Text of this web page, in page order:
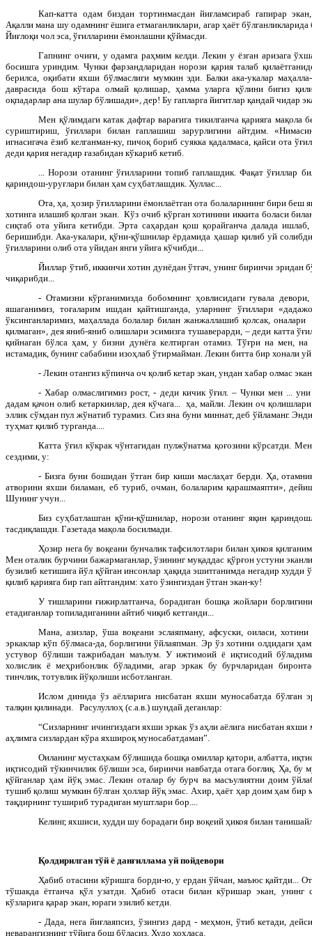
Кап-катта одам биздан тортинмасдан йиғламсираб гапирар
Ақалли мана шу одамнинг ёшига етмаганликлари, агар ҳаёт
Йиғлоқи чол эса, ўғилларини ёмонлашни қўймасди.
Гапнинг очиғи, у одамга раҳмим келди. Лекин у ёзган аризага
босишга уриндим. Чунки фарзандларидан норози қария талаб
берилса, оқибати яхши бўлмаслиги мумкин эди. Балки ака-укалар
даврасида бош кўтара олмай қолишар, ҳамма уларга қўлини бигиз
оқпадарлар ана шулар бўлишади», дер! Бу гапларга йигитлар қандай чидар
Мен қўлимдаги катак дафтар варағига тикилганча қарияга мақола
суриштириш, ўғиллари билан гаплашиш зарурлигини айтдим.
игнасигача ёзиб келганман-ку, пичоқ бориб суякка қадалмаса, қайси ота
деди қария негадир ғазабидан кўкариб кетиб.
... Норози отанинг ўғилларини топиб гаплашдик. Фақат ўғиллар
қариндош-уруғлари билан ҳам суҳбатлашдик. Хуллас...
Ота, ҳа, ҳозир ўғилларини ёмонлаётган ота болаларининг бири беш
хотинга илашиб қолган экан. Кўз очиб кўрган хотинини иккита боласи
сиқтаб ота уйига кетибди. Эрта саҳардан қош қорайганча далада
беришибди. Ака-укалари, қўни-қўшнилар ёрдамида ҳашар қилиб уй
ўғилларини олиб ота уйидан янги уйига кўчибди...
Йиллар ўтиб, иккинчи хотин дунёдан ўтгач, унинг биринчи эридан
чиқарибди...
- Отамизни кўрганимизда бобомнинг ҳовлисидаги гувала
яшаганимиз, тоғаларим ишдан қайтишганда, уларнинг ўғиллари
ўксинганларимиз, маҳаллада болалар билан жанжаллашиб қолсак,
қилмаган», дея яниб-яниб олишлари эсимизга тушаверарди, – деди катта
қийнаган бўлса ҳам, у бизни дунёга келтирган отамиз. Тўғри на мен,
истамадик, бунинг сабабини изоҳлаб ўтирмайман. Лекин битта бир хонали
- Лекин отангиз кўпинча оч қолиб кетар экан, ундан хабар олмас
- Хабар олмаслигимиз рост, - деди кичик ўғил. – Чунки мен ...
дадам қачон олиб кетаркинлар, дея кўчага... ҳа, майли. Лекин оч
эллик сўмдан пул жўнатиб турамиз. Сиз яна буни миннат, деб ўйламанг.
туҳмат қилиб турганда....
Катта ўғил кўкрак чўнтагидан пулжўнатма қоғозини кўрсатди.
сездими, у:
- Бизга буни бошидан ўтган бир киши маслаҳат берди. Ҳа,
атворини яхши биламан, еб туриб, очман, болаларим қарашмаяпти»,
Шунинг учун...
Биз суҳбатлашган қўни-қўшнилар, норози отанинг яқин
тасдиқлашди. Газетада мақола босилмади.
Ҳозир нега бу воқеани бунчалик тафсилотлари билан ҳикоя
Мен оталик бурчини бажармаганлар, ўзининг муқаддас қўрғон устуни
бузилиб кетишига йўл қўйган инсонлар ҳақида эшитганимда негадир
қилиб қарияга бир гап айтгандим: хато ўзингиздан ўтган экан-ку!
У тишларини ғижирлатганча, борадиган бошқа жойлари
етадиганлар топиладиганини айтиб чиқиб кетганди...
Мана, азизлар, ўша воқеани эслаяпману, афсуски, оиласи,
эркаклар кўп бўлмаса-да, борлигини ўйлаяпман. Эр ўз хотини олдидаги
устувор бўлиши тажрибадан маълум. У ижтимоий ё иқтисодий
холислик ё меҳрибонлик бўладими, агар эркак бу бурчларидан
тинчлик, тотувлик йўқолиши исботланган.
Ислом динида ўз аёлларига нисбатан яхши муносабатда бўлган
талқин қилинади. Расулуллоҳ (с.а.в.) шундай деганлар:
“Сизларнинг ичингиздаги яхши эркак ўз аҳли аёлига нисбатан
аҳлимга сизлардан кўра яхшироқ муносабатдаман”.
Оиланинг мустаҳкам бўлишида бошқа омиллар қатори, албатта,
иқтисодий тўкинчилик бўлиши эса, биринчи навбатда отага боғлиқ. Ҳа, бу
қўйганлар ҳам йўқ эмас. Лекин оталар бу бурч ва масъулиятни доим
тушиб қолиш мумкин бўлган ҳоллар йўқ эмас. Ахир, ҳаёт ҳар доим ҳам бир
тақдирнинг тушириб турадиган муштлари бор....
Келинг, яхшиси, худди шу борадаги бир воқеий ҳикоя билан
Қолдирилган тўй ё данғиллама уй пойдевори
Ҳабиб отасини кўришга борди-ю, у ердан ўйчан, маъюс қайтди...
тўшакда ётганча қўл узатди. Ҳабиб отаси билан кўришар экан, унинг
кўзларига қарар экан, юраги эзилиб кетди.
- Дада, нега йиғлаяпсиз, ўзингиз дард - меҳмон, ўтиб кетади,
неварангизнинг тўйига бош бўласиз, Худо хоҳласа.